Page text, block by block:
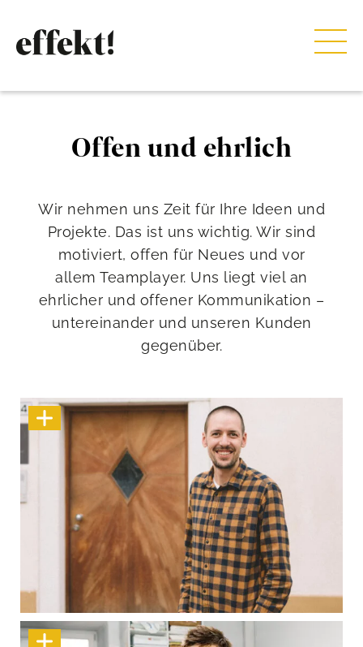
Offen und ehrlich
Wir nehmen uns Zeit für Ihre Ideen und
Projekte. Das ist uns wichtig. Wir sind
motiviert, offen für Neues und vor
allem Teamplayer. Uns liegt viel an
ehrlicher und offener Kommunikation –
untereinander und unseren Kunden
gegenüber.